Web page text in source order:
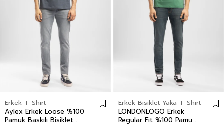
Erkek T-Shirt
Aylex Erkek Loose %100
Pamuk Baskılı Bisiklet
Erkek Bisiklet Yaka T-Shirt
LONDONLOGO Erkek
Regular Fit %100 Pamuk